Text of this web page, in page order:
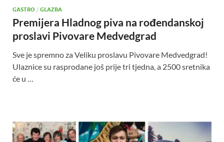
GASTRO / GLAZBA
Premijera Hladnog piva na rođendanskoj
proslavi Pivovare Medvedgrad
Sve je spremno za Veliku proslavu Pivovare Medvedgrad!
Ulaznice su rasprodane još prije tri tjedna, a 2500 sretnika
će u …